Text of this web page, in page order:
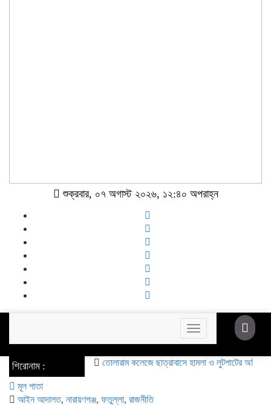
শুক্রবার, ০৭ অগাস্ট ২০২৬, ১২:৪০ অপরাহ্ন
Toggle
navigation
শিরোনাম : তোলারাম কলেজে ছাত্রাবাসে হামলা ও লুটপাটের অভিযোগ
মূল পাতা
আইন আদালত, নারায়ণগঞ্জ, ফতুল্লা, রাজনীতি